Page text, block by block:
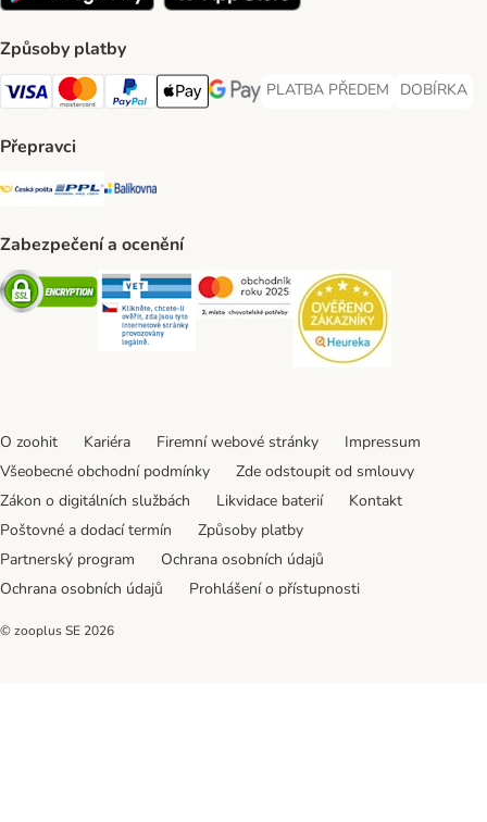
Způsoby platby
Visa Payment Method
Mastercard Payment Method
PayPal Payment Method
Apple pay Payment Method
GooglePay Payment Method
PLATBA PŘEDEM
PLATBA PŘEDEM Payment
DOBÍRKA
DOBÍRKA
Přepravci
Česká pošta Shipping Method
PPL Shipping Method
Balíkovna Shipping Method
Zabezpečení a ocenění
Security Security Security
O zoohit Kariéra Firemní webové stránky
Impressum
Všeobecné obchodní podmínky
Zde odstoupit od smlouvy
Zákon o digitálních službách
Likvidace baterií
Kontakt
Poštovné a dodací termín
Způsoby platby
Partnerský program
Ochrana osobních údajů
Ochrana osobních údajů
Prohlášení o přístupnosti
© zooplus SE 2026